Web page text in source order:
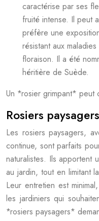
caractérise par ses
fruité intense. Il peut
préfère une
résistant aux
floraison. Il a été
héritière de Suède.
Un *rosier grimpant* peut
Rosiers paysagers
Les rosiers paysagers,
continue, sont parfaits
naturalistes. Ils apportent
au jardin, tout en limitant
Leur entretien est
les jardiniers qui
*rosiers paysagers*